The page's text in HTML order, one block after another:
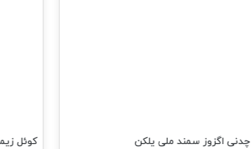
چدنی اگزوز سمند ملی یلکن کوئل